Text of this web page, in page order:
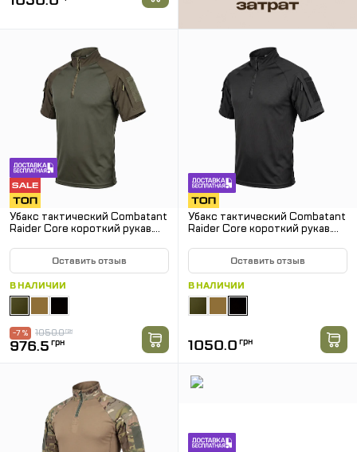
Убакс тактический Combatant
Raider Core короткий рукав.
Оставить отзыв
В НАЛИЧИИ
1050.0грн
-7 %
976.5 грн
Убакс тактический Combatant
Raider Core короткий рукав.
Оставить отзыв
В НАЛИЧИИ
1050.0 грн